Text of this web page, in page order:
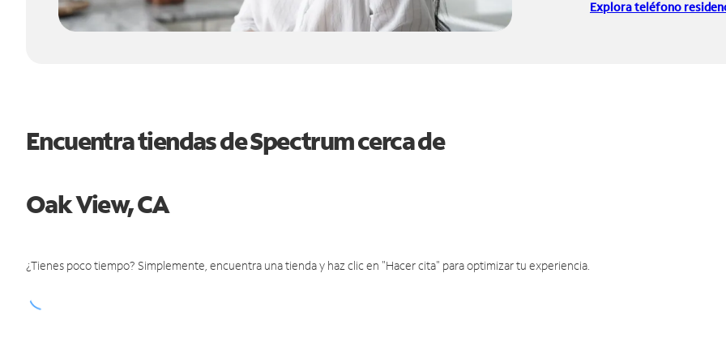
Explora teléfono
Encuentra tiendas de Spectrum cerca de
Oak View, CA
¿Tienes poco tiempo? Simplemente, encuentra una tienda y haz clic en "Hacer cita" para optimizar tu experiencia.